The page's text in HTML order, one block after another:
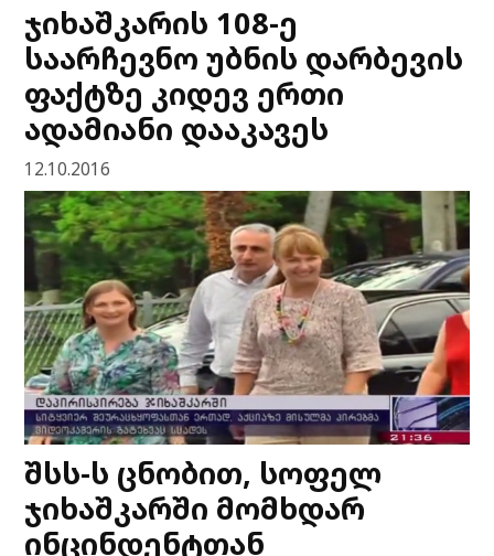
ჯიხაშკარის 108-ე
საარჩევნო უბნის დარბევის
ფაქტზე კიდევ ერთი
ადამიანი დააკავეს
12.10.2016
შსს-ს ცნობით, სოფელ
ჯიხაშკარში მომხდარ
ინცინდენტთან